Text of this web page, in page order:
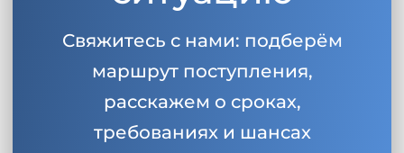
Свяжитесь с нами: подберём
маршрут поступления,
расскажем о сроках,
требованиях и шансах